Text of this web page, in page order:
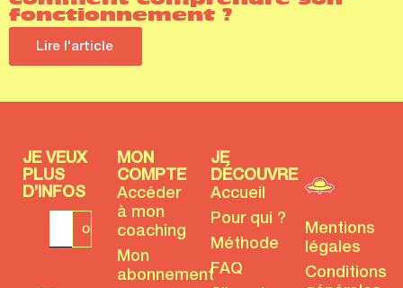
fonctionnement ?
Lire l'article
JE VEUX
PLUS
D’INFOS
MON
COMPTE
Accéder
à mon
coaching
Mon
abonnement
JE
DÉCOUVRE
Accueil
Pour qui ?
Méthode
FAQ
Mentions
légales
Conditions